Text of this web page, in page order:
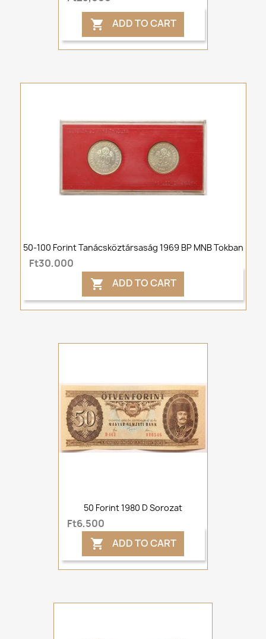
 ADD TO CART
50-100 Forint Tanácsköztársaság 1969 BP MNB Tokban
Ft30,000
 ADD TO CART
50 Forint 1980 D Sorozat
Ft6,500
 ADD TO CART